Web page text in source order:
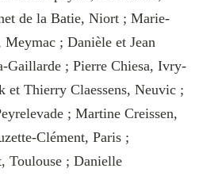
de la Batie, Niort ; Marie-
Meymac ; Danièle et Jean
Gaillarde ; Pierre Chiesa, Ivry-
et Thierry Claessens, Neuvic ;
; Martine Creissen,
Clément, Paris ;
Toulouse ; Danielle